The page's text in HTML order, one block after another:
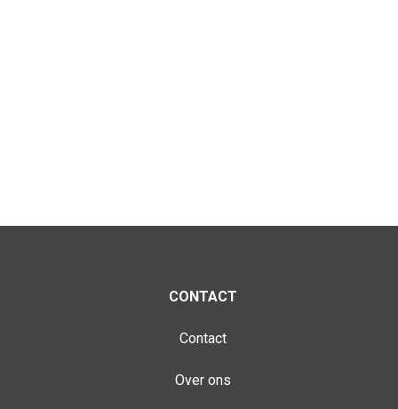
CONTACT
Contact
Over ons